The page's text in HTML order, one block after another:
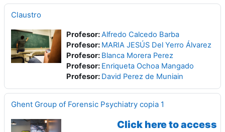
Claustro
Profesor:Alfredo Calcedo Barba
Profesor: MARIA JESÚS Del Yerro Álvarez
Profesor: Blanca Morera Perez
Profesor: Enriqueta Ochoa Mangado
Profesor: David Perez de Muniain
Ghent Group of Forensic Psychiatry copia 1
Click here to access